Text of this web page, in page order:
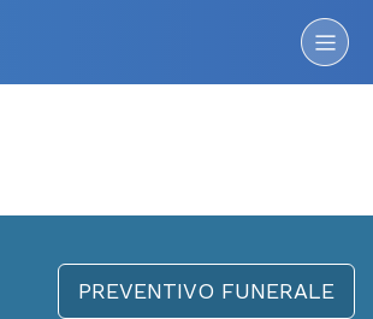
PREVENTIVO FUNERALE